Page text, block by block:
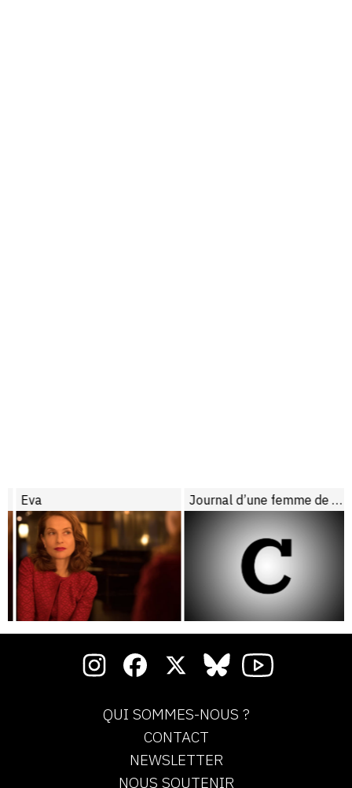
Eva Journal d’une femme de chambre
QUI SOMMES-NOUS ?
CONTACT
NEWSLETTER
NOUS SOUTENIR